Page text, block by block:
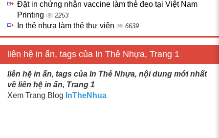
Đặt in chứng nhận vaccine làm thẻ đeo tại Việt Nam
Printing
2253
In thẻ nhựa làm thẻ thư viện 6639
liên hệ in ấn, tags của In Thẻ Nhựa, Trang 1
liên hệ in ấn, tags của In Thẻ Nhựa, nội dung mới nhất
về liên hệ in ấn, Trang 1
Xem Trang Blog InTheNhua